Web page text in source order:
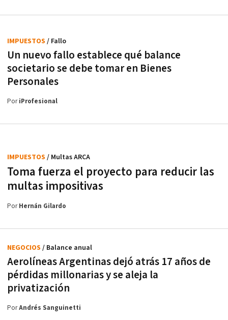
Un nuevo fallo establece qué balance
societario se debe tomar en Bienes
Personales
IMPUESTOS / Fallo
PoriProfesional
Toma fuerza el proyecto para reducir las
multas impositivas
IMPUESTOS / Multas ARCA
PorHernán Gilardo
Aerolíneas Argentinas dejó atrás 17 años de
pérdidas millonarias y se aleja la
privatización
NEGOCIOS / Balance anual
PorAndrés Sanguinetti